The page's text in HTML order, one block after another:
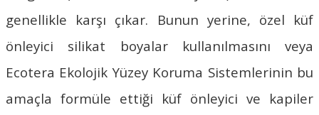
genellikle karşı çıkar. Bunun yerine, özel küf
önleyici silikat boyalar kullanılmasını veya
Ecotera Ekolojik Yüzey Koruma Sistemlerinin bu
amaçla formüle ettiği küf önleyici ve kapiler